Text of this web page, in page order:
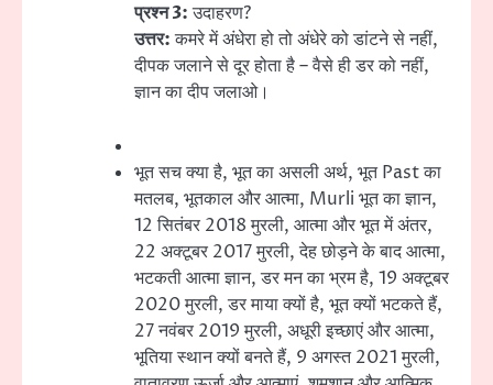
प्रश्न 3:उदाहरण?
उत्तर:कमरे में अंधेरा हो तो अंधेरे को डांटने से नहीं,
दीपक जलाने से दूर होता है – वैसे ही डर को नहीं,
ज्ञान का दीप जलाओ।
भूत सच क्या है, भूत का असली अर्थ, भूत Past का
मतलब, भूतकाल और आत्मा, Murli भूत का ज्ञान,
12 सितंबर 2018 मुरली, आत्मा और भूत में अंतर,
22 अक्टूबर 2017 मुरली, देह छोड़ने के बाद आत्मा,
भटकती आत्मा ज्ञान, डर मन का भ्रम है, 19 अक्टूबर
2020 मुरली, डर माया क्यों है, भूत क्यों भटकते हैं,
27 नवंबर 2019 मुरली, अधूरी इच्छाएं और आत्मा,
भूतिया स्थान क्यों बनते हैं, 9 अगस्त 2021 मुरली,